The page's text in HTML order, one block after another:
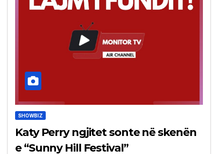
SHOWBIZ
Katy Perry ngjitet sonte në skenën
e “Sunny Hill Festival”